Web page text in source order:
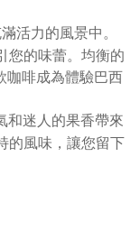
活力的風景中。
您的味蕾。均衡的
咖啡成為體驗巴西
和迷人的果香帶來
的風味，讓您留下